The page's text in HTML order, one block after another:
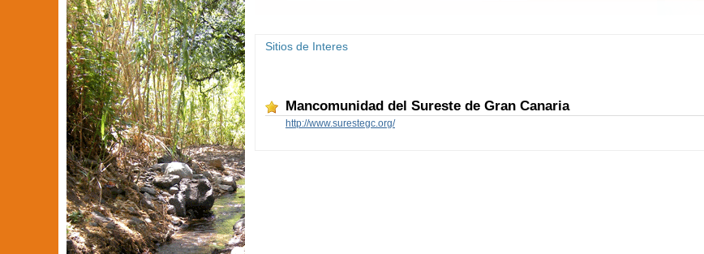
Sitios de Interes
Mancomunidad del Sureste de Gran Canaria
http://www.surestegc.org/